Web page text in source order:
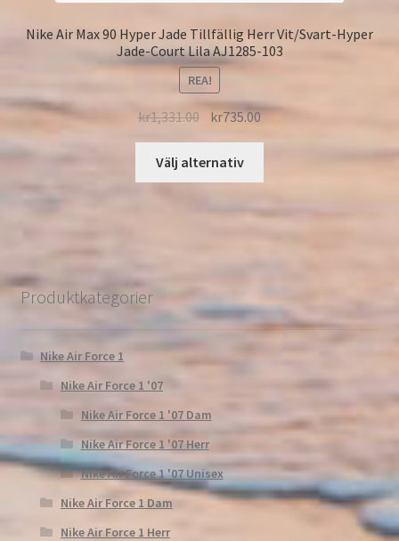
Nike Air Max 90 Hyper Jade Tillfällig Herr Vit/Svart-Hyper
Jade-Court Lila AJ1285-103
REA!
kr1,331.00 kr735.00
Välj alternativ
Produktkategorier
Nike Air Force 1
Nike Air Force 1 '07
Nike Air Force 1 '07 Dam
Nike Air Force 1 '07 Herr
Nike Air Force 1 '07 Unisex
Nike Air Force 1 Dam
Nike Air Force 1 Herr